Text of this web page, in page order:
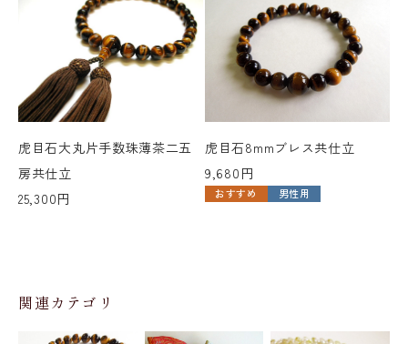
虎目石大丸片手数珠薄茶二五
房共仕立
25,300円
虎目石8mmブレス共仕立
9,680円
おすすめ 男性用
関連カテゴリ